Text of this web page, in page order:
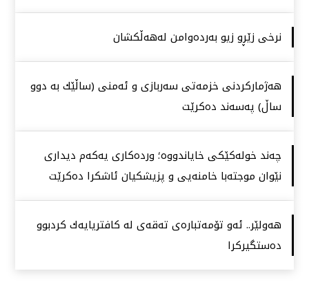
نرخی زێڕو زیو بەردەوامن لەهەڵكشان
هەژماركردنی خزمەتی سەربازی و ئەمنی (ساڵێك بە دوو
ساڵ) پەسەند دەكرێت
چەند خولەكێكی خایاندووە؛ وردەكاری یەكەم دیداری
نێوان موجتەبا خامنەیی و پزیشكیان ئاشكرا دەكرێت
هەولێر.. ئەو تۆمەتبارەی تەقەی لە كافتریایەك كردبوو
دەستگیركرا